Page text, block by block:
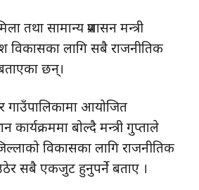
तथा सामान्य प्रशासन मन्त्री
विकासका लागि सबै राजनीतिक
छन्।
गाउँपालिकामा आयोजित
कार्यक्रममा बोल्दै मन्त्री गुप्ताले
विकासका लागि राजनीतिक
सबै एकजुट हुनुपर्ने बताए ।